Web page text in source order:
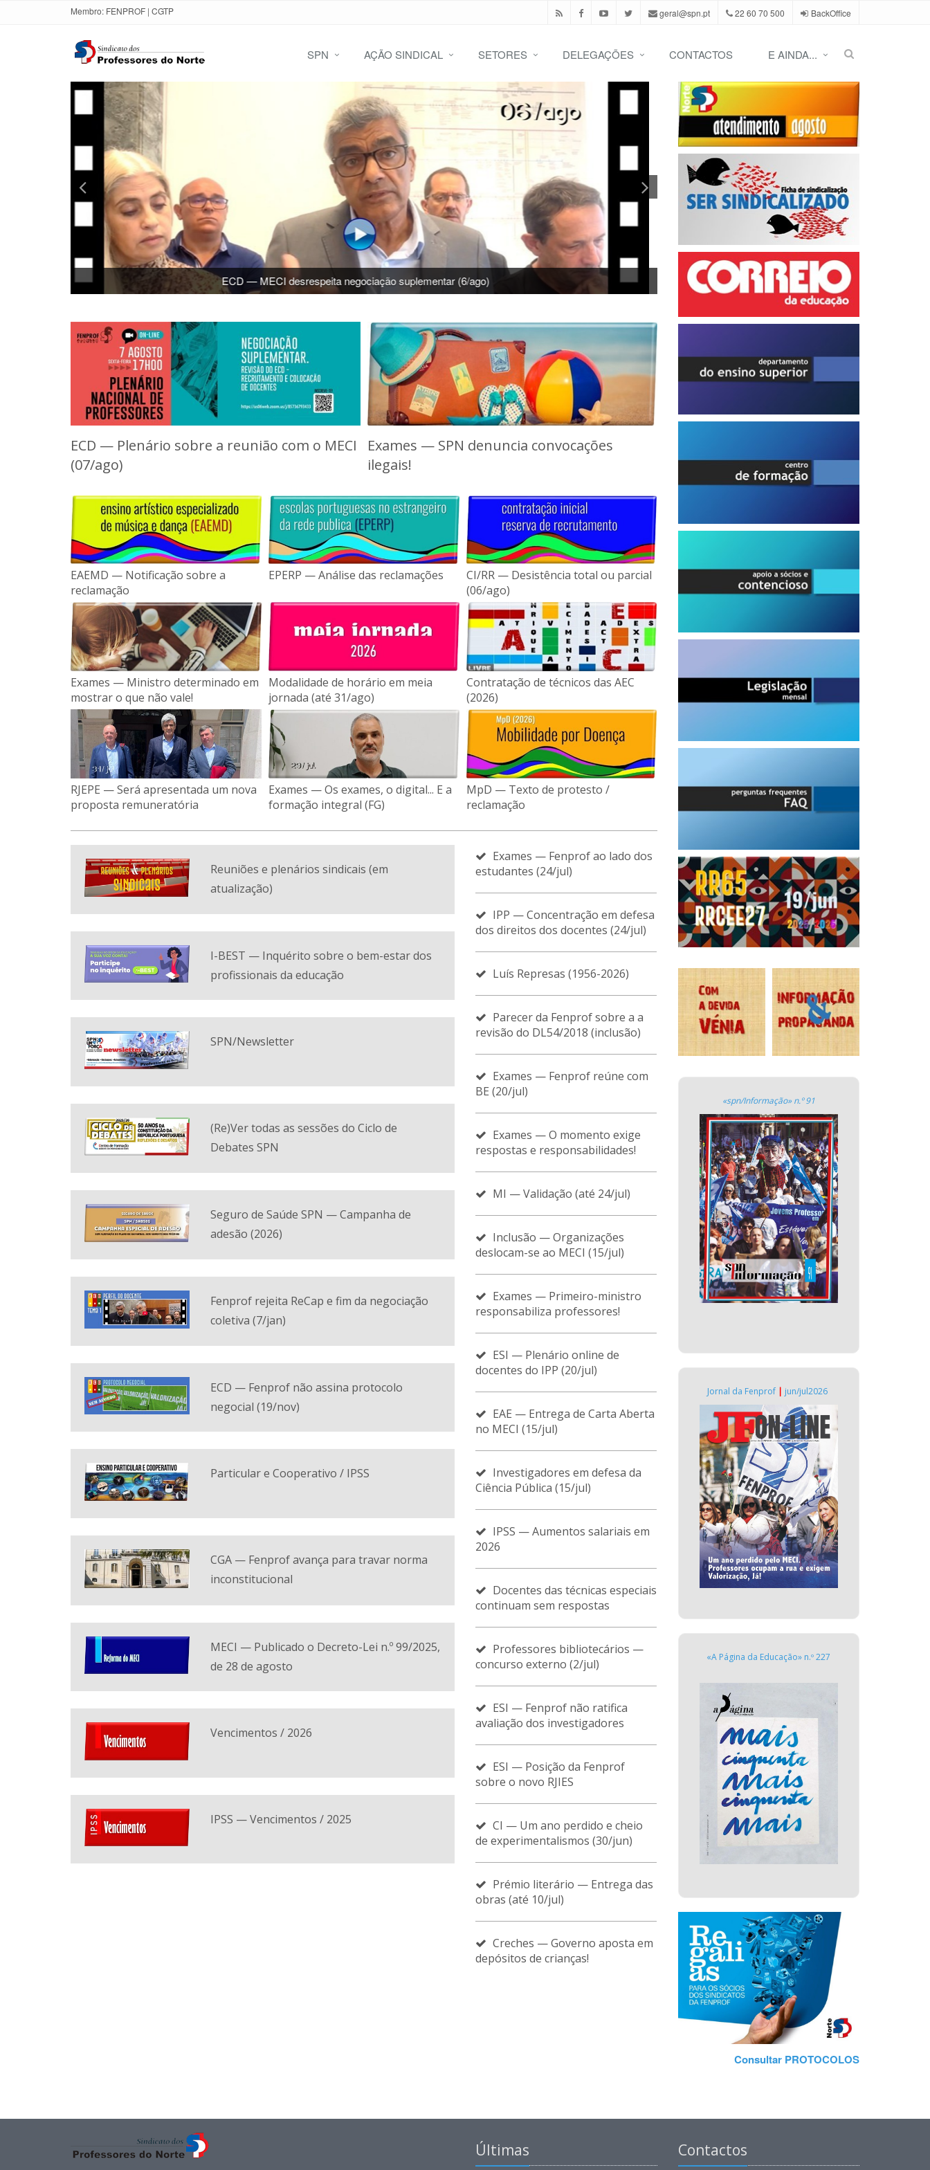
Membro: FENPROF | CGTP geral@spn.pt 22 60 70 500 BackOffice
SPN AÇÃO SINDICAL SETORES DELEGAÇÕES CONTACTOS E AINDA...
Exames — Pressão para alteração de férias exige intervenção da IGE
ECD — Plenário sobre a reunião com o MECI
(07/ago)
Exames — SPN denuncia convocações
ilegais!
EAEMD — Notificação sobre a
reclamação
EPERP — Análise das reclamações
CI/RR — Desistência total ou parcial
(06/ago)
Exames — Ministro determinado em
mostrar o que não vale!
Modalidade de horário em meia
jornada (até 31/ago)
Contratação de técnicos das AEC
(2026)
RJEPE — Será apresentada um nova
proposta remuneratória
Exames — Os exames, o digital... E a
formação integral (FG)
MpD — Texto de protesto /
reclamação
Reuniões e plenários sindicais (em
atualização)
I-BEST — Inquérito sobre o bem-estar dos
profissionais da educação
SPN/Newsletter
(Re)Ver todas as sessões do Ciclo de
Debates SPN
Seguro de Saúde SPN — Campanha de
adesão (2026)
Fenprof rejeita ReCap e fim da negociação
coletiva (7/jan)
ECD — Fenprof não assina protocolo
negocial (19/nov)
Particular e Cooperativo / IPSS
CGA — Fenprof avança para travar norma
inconstitucional
MECI — Publicado o Decreto-Lei n.º 99/2025,
de 28 de agosto
Vencimentos / 2026
IPSS — Vencimentos / 2025
Exames — Fenprof ao lado dos
estudantes (24/jul)
IPP — Concentração em defesa
dos direitos dos docentes (24/jul)
Luís Represas (1956-2026)
Parecer da Fenprof sobre a a
revisão do DL54/2018 (inclusão)
Exames — Fenprof reúne com
BE (20/jul)
Exames — O momento exige
respostas e responsabilidades!
MI — Validação (até 24/jul)
Inclusão — Organizações
deslocam-se ao MECI (15/jul)
Exames — Primeiro-ministro
responsabiliza professores!
ESI — Plenário online de
docentes do IPP (20/jul)
EAE — Entrega de Carta Aberta
no MECI (15/jul)
Investigadores em defesa da
Ciência Pública (15/jul)
IPSS — Aumentos salariais em
2026
Docentes das técnicas especiais
continuam sem respostas
Professores bibliotecários —
concurso externo (2/jul)
ESI — Fenprof não ratifica
avaliação dos investigadores
ESI — Posição da Fenprof
sobre o novo RJIES
CI — Um ano perdido e cheio
de experimentalismos (30/jun)
Prémio literário — Entrega das
obras (até 10/jul)
Creches — Governo aposta em
depósitos de crianças!
«spn/Informação» n.º 91
Jornal da Fenprof | jun/jul2026
«A Página da Educação» n.º 227
Consultar PROTOCOLOS
Últimas Contactos